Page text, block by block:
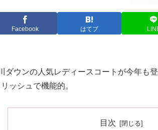
Facebook はてブ
ダウンの人気レディースコートが今年も
ッシュで機能的。
目次